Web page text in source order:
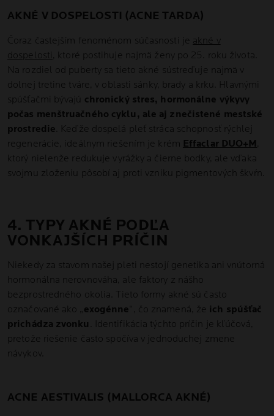
AKNÉ V DOSPELOSTI (ACNE TARDA)
Čoraz častejším fenoménom súčasnosti je akné v
dospelosti
, ktoré postihuje najmä ženy po 25. roku života.
Na rozdiel od puberty sa tieto akné sústreďuje najmä v
dolnej tretine tváre, v oblasti sánky, brady a krku. Hlavnými
spúšťačmi bývajú chronický stres, hormonálne výkyvy
počas menštruačného cyklu, ale aj znečistené mestské
prostredie . Keďže dospelá pleť stráca schopnosť rýchlej
regenerácie, ideálnym riešením je krém Effaclar DUO+M
ktorý nielenže redukuje vyrážky a čierne bodky, ale vďaka
svojmu zloženiu pôsobí aj proti vzniku pigmentových škvŕn.
4. TYPY AKNÉ PODĽA
VONKAJŠÍCH PRÍČIN
Niekedy za stavom našej pleti nestojí genetika ani vnútorná
hormonálna nerovnováha, ale faktory z nášho
bezprostredného okolia. Tieto formy akné sú často
označované ako „exogénne “, čo znamená, že ich spúšťač
prichádza zvonku
. Identifikácia týchto príčin je kľúčová,
pretože riešenie často spočíva v jednoduchej zmene
návykov.
ACNE AESTIVALIS (MALLORCA AKNÉ)